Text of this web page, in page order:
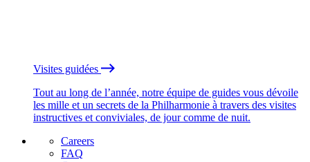
Visites guidées
Tout au long de l’année, notre équipe de guides vous dévoile
les mille et un secrets de la Philharmonie à travers des visites
instructives et conviviales, de jour comme de nuit.
Careers
FAQ